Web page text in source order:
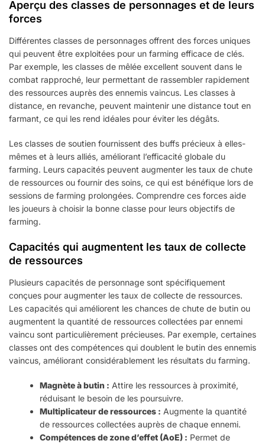
Aperçu des classes de personnages et de leurs
forces
Différentes classes de personnages offrent des forces uniques
qui peuvent être exploitées pour un farming efficace de clés.
Par exemple, les classes de mêlée excellent souvent dans le
combat rapproché, leur permettant de rassembler rapidement
des ressources auprès des ennemis vaincus. Les classes à
distance, en revanche, peuvent maintenir une distance tout en
farmant, ce qui les rend idéales pour éviter les dégâts.
Les classes de soutien fournissent des buffs précieux à elles-
mêmes et à leurs alliés, améliorant l’efficacité globale du
farming. Leurs capacités peuvent augmenter les taux de chute
de ressources ou fournir des soins, ce qui est bénéfique lors de
sessions de farming prolongées. Comprendre ces forces aide
les joueurs à choisir la bonne classe pour leurs objectifs de
farming.
Capacités qui augmentent les taux de collecte
de ressources
Plusieurs capacités de personnage sont spécifiquement
conçues pour augmenter les taux de collecte de ressources.
Les capacités qui améliorent les chances de chute de butin ou
augmentent la quantité de ressources collectées par ennemi
vaincu sont particulièrement précieuses. Par exemple, certaines
classes ont des compétences qui doublent le butin des ennemis
vaincus, améliorant considérablement les résultats du farming.
Magnète à butin : Attire les ressources à proximité,
réduisant le besoin de les poursuivre.
Multiplicateur de ressources : Augmente la quantité
de ressources collectées auprès de chaque ennemi.
Compétences de zone d’effet (AoE) : Permet de